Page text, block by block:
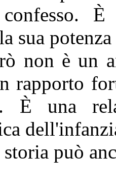
sua
non è un
rapporto
È una
può